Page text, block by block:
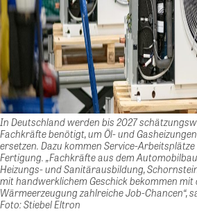
In Deutschland werden bis 2027
Fachkräfte benötigt, um Öl- und
ersetzen. Dazu kommen Service-
Fertigung. „Fachkräfte aus dem
Heizungs- und Sanitärausbildung,
mit handwerklichem Geschick bekommen mit
Wärmeerzeugung zahlreiche Job-Chancen“,
Foto: Stiebel Eltron